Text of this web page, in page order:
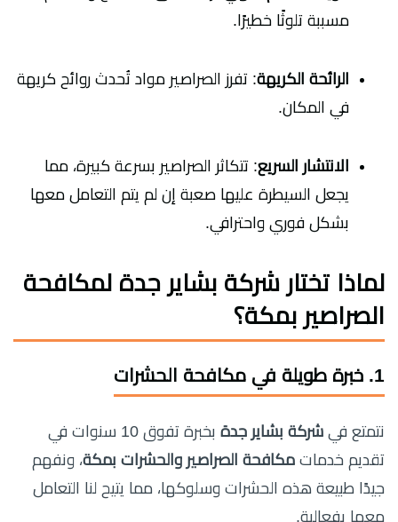
مسببة تلوثًا خطيرًا.
الرائحة الكريهة: تفرز الصراصير مواد تُحدث روائح كريهة
في المكان.
الانتشار السريع: تتكاثر الصراصير بسرعة كبيرة، مما
يجعل السيطرة عليها صعبة إن لم يتم التعامل معها
بشكل فوري واحترافي.
لماذا تختار شركة بشاير جدة لمكافحة
الصراصير بمكة؟
1. خبرة طويلة في مكافحة الحشرات
نتمتع في شركة بشاير جدة
بخبرة تفوق 10 سنوات في
تقديم خدمات مكافحة الصراصير والحشرات بمكة، ونفهم
جيدًا طبيعة هذه الحشرات وسلوكها، مما يتيح لنا التعامل
معها بفعالية.